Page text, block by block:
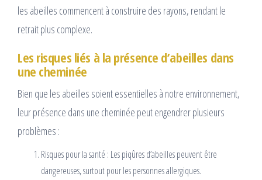
les abeilles commencent à construire des rayons, rendant le
retrait plus complexe.
Les risques liés à la présence d’abeilles dans
une cheminée
Bien que les abeilles soient essentielles à notre environnement,
leur présence dans une cheminée peut engendrer plusieurs
problèmes :
Risques pour la santé : Les piqûres d’abeilles peuvent être
dangereuses, surtout pour les personnes allergiques.